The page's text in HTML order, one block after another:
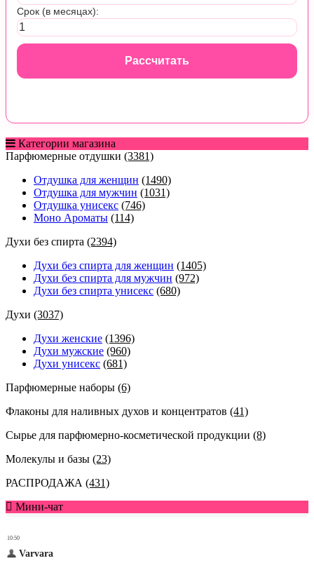
Срок (в месяцах):
Рассчитать
Категории магазина
Парфюмерные отдушки (3381)
Отдушка для женщин (1490)
Отдушка для мужчин (1031)
Отдушка унисекс (746)
Моно Ароматы (114)
Духи без спирта (2394)
Духи без спирта для женщин (1405)
Духи без спирта для мужчин (972)
Духи без спирта унисекс (680)
Духи (3037)
Духи женские (1396)
Духи мужские (960)
Духи унисекс (681)
Парфюмерные наборы (6)
Флаконы для наливных духов и концентратов (41)
Сырье для парфюмерно-косметической продукции (8)
Молекулы и базы (23)
РАСПРОДАЖА (431)
Мини-чат